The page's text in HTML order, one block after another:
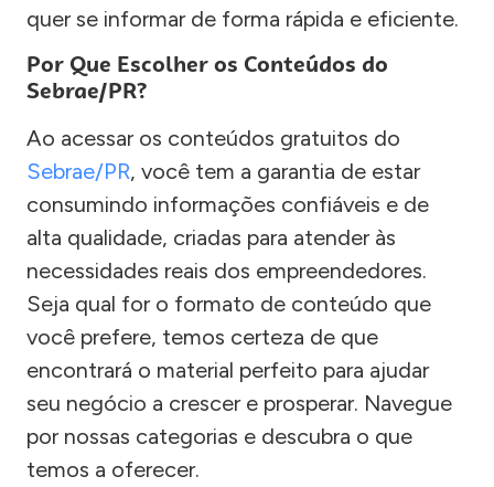
quer se informar de forma rápida e eficiente.
Por Que Escolher os Conteúdos do
Sebrae/PR?
Ao acessar os conteúdos gratuitos do
Sebrae/PR, você tem a garantia de estar
consumindo informações confiáveis e de
alta qualidade, criadas para atender às
necessidades reais dos empreendedores.
Seja qual for o formato de conteúdo que
você prefere, temos certeza de que
encontrará o material perfeito para ajudar
seu negócio a crescer e prosperar. Navegue
por nossas categorias e descubra o que
temos a oferecer.